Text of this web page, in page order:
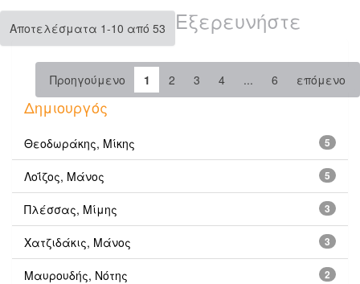
Αποτελέσματα 1-10 από 53
Προηγούμενο 1 2 3 4 ... 6 επόμενο
Εξερευνήστε
Δημιουργός
5
Θεοδωράκης, Μίκης
5
Λοΐζος, Μάνος
3
Πλέσσας, Μίμης
3
Χατζιδάκις, Μάνος
2
Μαυρουδής, Νότης